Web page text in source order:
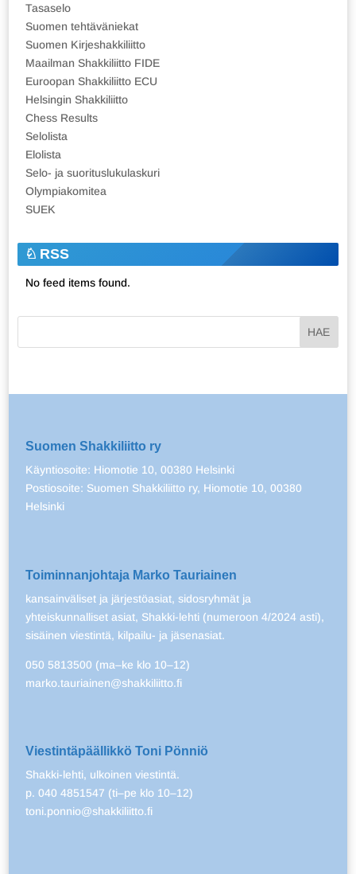
Tasaselo
Suomen tehtäväniekat
Suomen Kirjeshakkiliitto
Maailman Shakkiliitto FIDE
Euroopan Shakkiliitto ECU
Helsingin Shakkiliitto
Chess Results
Selolista
Elolista
Selo- ja suorituslukulaskuri
Olympiakomitea
SUEK
RSS
No feed items found.
Suomen Shakkiliitto ry
Käyntiosoite: Hiomotie 10, 00380 Helsinki
Postiosoite: Suomen Shakkiliitto ry, Hiomotie 10, 00380
Helsinki
Toiminnanjohtaja Marko Tauriainen
kansainväliset ja järjestöasiat, sidosryhmät ja
yhteiskunnalliset asiat, Shakki-lehti (numeroon 4/2024 asti),
sisäinen viestintä, kilpailu- ja jäsenasiat.
050 5813500 (ma–ke klo 10–12)
marko.tauriainen@shakkiliitto.fi
Viestintäpäällikkö Toni Pönniö
Shakki-lehti, ulkoinen viestintä.
p. 040 4851547 (ti–pe klo 10–12)
toni.ponnio@shakkiliitto.fi